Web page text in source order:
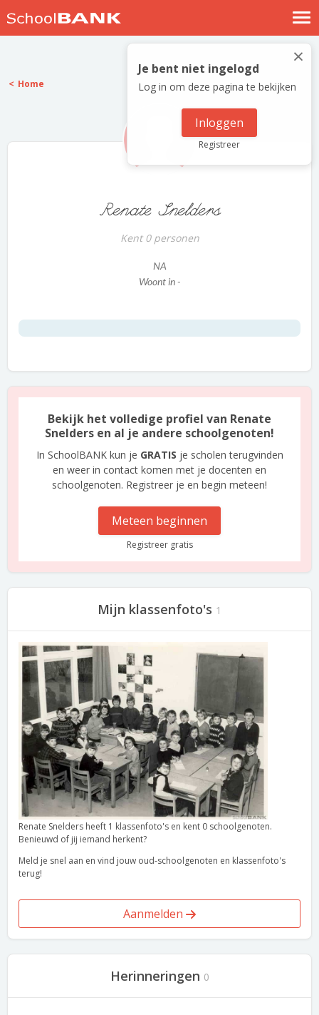
Nostalgische verhalen
Log in
Meld je gratis aan
×
Je bent niet ingelogd
Log in om deze pagina te bekijken
Inloggen
Registreer
Home
Renate Snelders
Kent 0 personen
NA
Woont in -
Bekijk het volledige profiel van Renate
Snelders en al je andere schoolgenoten!
In SchoolBANK kun je GRATIS je scholen terugvinden
en weer in contact komen met je docenten en
schoolgenoten. Registreer je en begin meteen!
Meteen beginnen
Registreer gratis
Mijn klassenfoto's 1
Renate Snelders heeft 1 klassenfoto's en kent 0 schoolgenoten.
Benieuwd of jij iemand herkent?
Meld je snel aan en vind jouw oud-schoolgenoten en klassenfoto's
terug!
Aanmelden
Herinneringen 0